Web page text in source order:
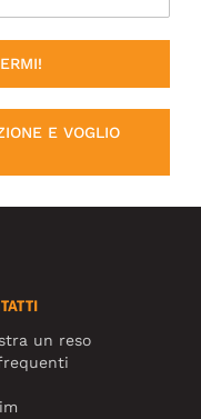
E VOGLIO
un reso